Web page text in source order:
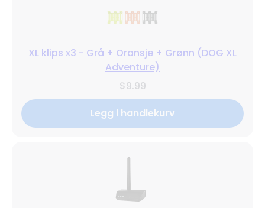
XL klips x3 - Grå + Oransje + Grønn (DOG XL
Adventure)
$9.99
Legg i handlekurv